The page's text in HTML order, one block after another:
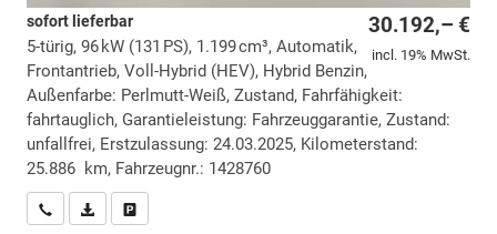
30.192,– €
incl. 19% MwSt.
sofort lieferbar
5-türig, 96 kW (131 PS), 1.199 cm³, Automatik,
Frontantrieb, Voll-Hybrid (HEV), Hybrid Benzin,
Außenfarbe: Perlmutt-Weiß, Zustand, Fahrfähigkeit:
fahrtauglich, Garantieleistung: Fahrzeuggarantie, Zustand:
unfallfrei, Erstzulassung: 24.03.2025, Kilometerstand:
25.886 km, Fahrzeugnr.: 1428760
Wir rufen Sie anPDF-Datei, Fahrzeugexposé drucken